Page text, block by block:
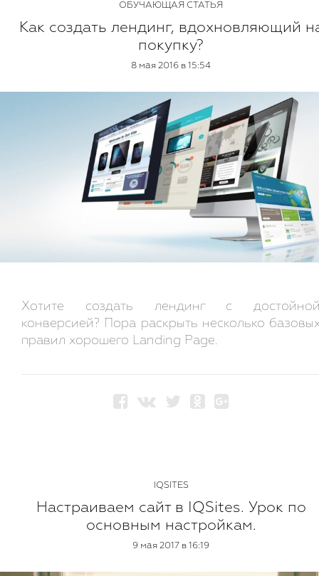
ОБУЧАЮЩАЯ СТАТЬЯ
Как создать лендинг, вдохновляющий
покупку?
8 мая 2016 в 15:54
Хотите создать лендинг с
конверсией? Пора раскрыть несколько
правил хорошего Landing Page.
IQSITES
Настраиваем сайт в IQSites. Урок по
основным настройкам.
9 мая 2017 в 16:19